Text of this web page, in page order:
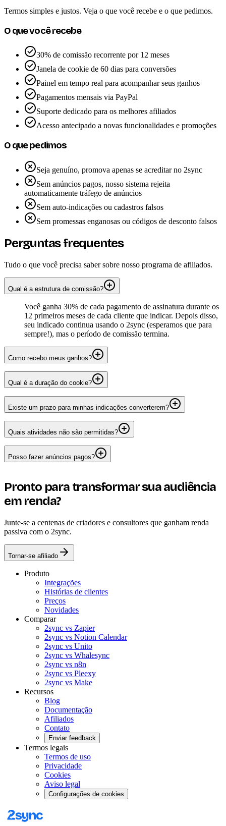
Termos simples e justos. Veja o que você recebe e o que pedimos.
O que você recebe
30% de comissão recorrente por 12 meses
Janela de cookie de 60 dias para conversões
Painel em tempo real para acompanhar seus ganhos
Pagamentos mensais via PayPal
Suporte dedicado para os melhores afiliados
Acesso antecipado a novas funcionalidades e promoções
O que pedimos
Seja genuíno, promova apenas se acreditar no 2sync
Sem anúncios pagos, nosso sistema rejeita
automaticamente tráfego de anúncios
Sem auto-indicações ou cadastros falsos
Sem promessas enganosas ou códigos de desconto falsos
Perguntas frequentes
Tudo o que você precisa saber sobre nosso programa de afiliados.
Qual é a estrutura de comissão?
Você ganha 30% de cada pagamento de assinatura durante os
12 primeiros meses de cada cliente que indicar. Depois disso,
seu indicado continua usando o 2sync (esperamos que para
sempre!), mas o período de comissão termina.
Como recebo meus ganhos?
Qual é a duração do cookie?
Existe um prazo para minhas indicações converterem?
Quais atividades não são permitidas?
Posso fazer anúncios pagos?
Pronto para transformar sua audiência
em renda?
Junte-se a centenas de criadores e consultores que ganham renda
passiva com o 2sync.
Tornar-se afiliado
Produto
Integrações
Histórias de clientes
Preços
Novidades
Comparar
2sync vs Zapier
2sync vs Notion Calendar
2sync vs Unito
2sync vs Whalesync
2sync vs n8n
2sync vs Pleexy
2sync vs Make
Recursos
Blog
Documentação
Afiliados
Contato
Enviar feedback
Termos legais
Termos de uso
Privacidade
Cookies
Aviso legal
Configurações de cookies